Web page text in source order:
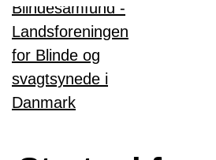
Gå til hovedindhold